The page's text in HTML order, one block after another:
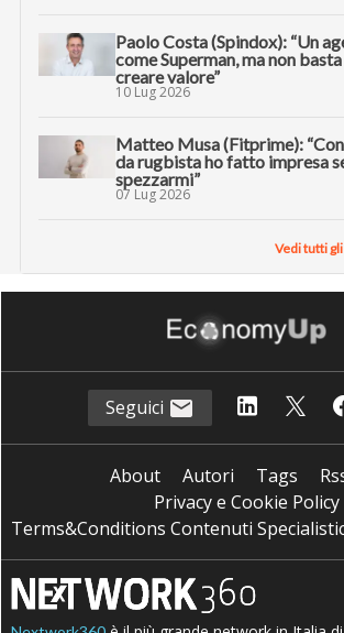
Paolo Costa (Spindox): “Un
come Superman, ma non
creare valore”
10 Lug 2026
Matteo Musa (Fitprime):
da rugbista ho fatto impresa
spezzarmi”
07 Lug 2026
Vedi tutti
Seguici
About Autori Tags
Privacy e Cookie Policy
Terms&Conditions Contenuti